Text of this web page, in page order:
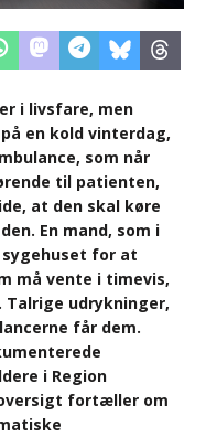
i livsfare, men
en kold vinterdag,
som når
til patienten,
at den skal køre
En mand, som i
for at
må vente i timevis,
Talrige udrykninger,
får dem.
i Region
fortæller om